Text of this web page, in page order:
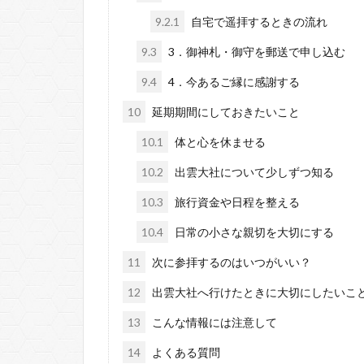
9.2.1 自宅で遥拝するときの流れ
9.3 3．御神札・御守を郵送で申し込む
9.4 4．今あるご縁に感謝する
10 延期期間にしておきたいこと
10.1 体と心を休ませる
10.2 出雲大社について少しずつ知る
10.3 旅行資金や日程を整える
10.4 日常の小さな親切を大切にする
11 次に参拝するのはいつがいい？
12 出雲大社へ行けたときに大切にしたいこ
13 こんな情報には注意して
14 よくある質問